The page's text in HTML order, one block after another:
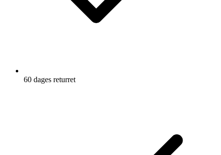
60 dages returret